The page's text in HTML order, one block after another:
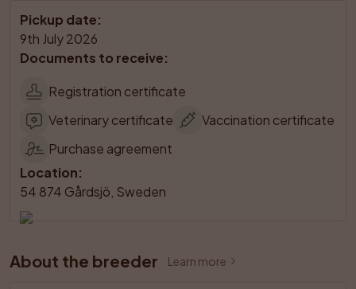
Pickup date:
9th July 2026
Documents to receive:
Registration certificate
Veterinary certificate
Vaccination certificate
Purchase agreement
Location:
54 874 Gårdsjö, Sweden
About the breeder Learn more